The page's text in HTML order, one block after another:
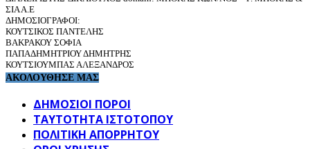
ΣΙΑ Α.Ε
ΔΗΜΟΣΙΟΓΡΑΦΟΙ:
ΚΟΥΤΣΙΚΟΣ ΠΑΝΤΕΛΗΣ
ΒΑΚΡΑΚΟΥ ΣΟΦΙΑ
ΠΑΠΑΔΗΜΗΤΡΙΟΥ ΔΗΜΗΤΡΗΣ
ΚΟΥΤΣΙΟΥΜΠΑΣ ΑΛΕΞΑΝΔΡΟΣ
ΑΚΟΛΟΥΘΗΣΕ ΜΑΣ
ΔΗΜΟΣΙΟΙ ΠΟΡΟΙ
ΤΑΥΤΌΤΗΤΑ ΙΣΤΌΤΟΠΟΥ
ΠΟΛΙΤΙΚΉ ΑΠΟΡΡΉΤΟΥ